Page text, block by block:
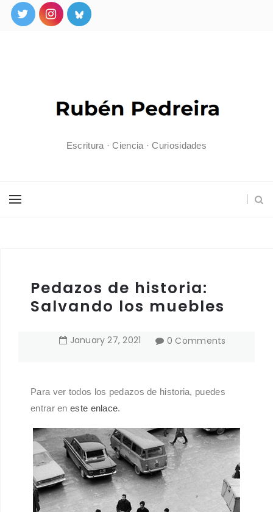
Escritura · Ciencia · Curiosidades
Pedazos de historia:
Salvando los muebles
January 27,2021 0 Comments
Para ver todos los pedazos de historia, puedes
entrar en este enlace.